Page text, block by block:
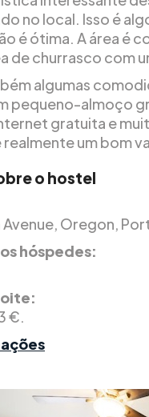
no local. Isso é
é ótima. A área é
de churrasco com
algumas
pequeno-almoço
gratuita e
um bom
o hostel
Avenue, Oregon,
hóspedes:
€.